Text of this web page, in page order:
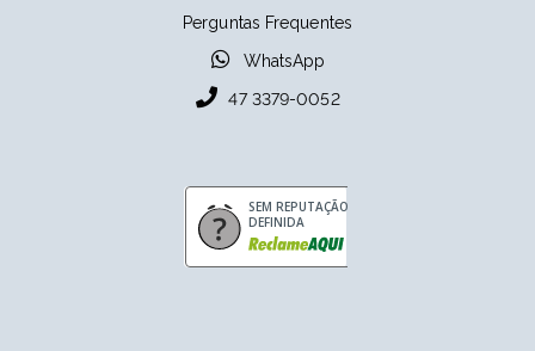
Perguntas Frequentes
WhatsApp
47 3379-0052
SEM REPUTAÇÃO
DEFINIDA